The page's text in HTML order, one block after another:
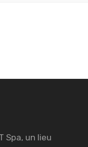
Spa, un lieu